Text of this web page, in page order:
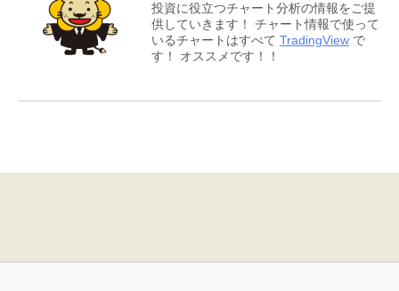
投資に役立つチャート分析の情報をご提
供していきます！ チャート情報で使って
いるチャートはすべて TradingView で
す！ オススメです！！